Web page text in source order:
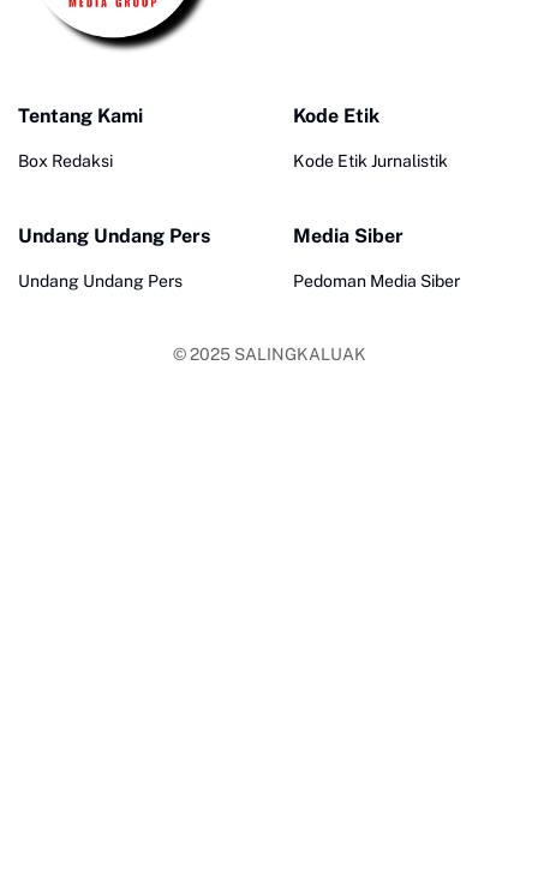
Tentang Kami
Box Redaksi
Kode Etik
Kode Etik Jurnalistik
Undang Undang Pers
Undang Undang Pers
Media Siber
Pedoman Media Siber
© 2025 SALINGKALUAK